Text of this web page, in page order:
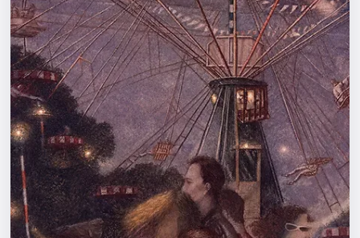
Города
Площадки
Артисты
Рейтинги